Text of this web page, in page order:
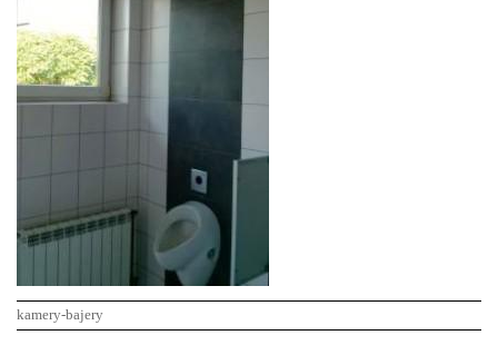
kamery-bajery